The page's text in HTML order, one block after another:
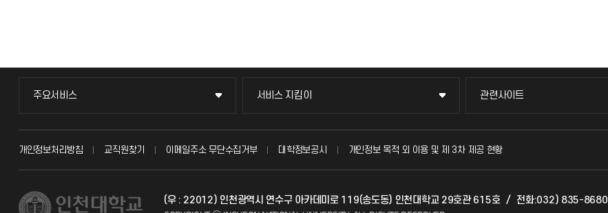
주요서비스
주요서비스
교무회의방송
시설예약
서비스 지킴이
서비스 지킴이
묻고 답하기
자주 묻는 질문(FAQ)
관련사이트
관련사이트
국방헬프콜
산학협력단
개인정보처리방침 교직원찾기 이메일주소 무단수집거부 대학정보공시 개인정보 목적 외 이용 및 제 3차 제공 현황
(우 : 22012) 인천광역시 연수구 아카데미로 119(송도동) 인천대학교 29호관 615호 / 전화:032) 835-8680